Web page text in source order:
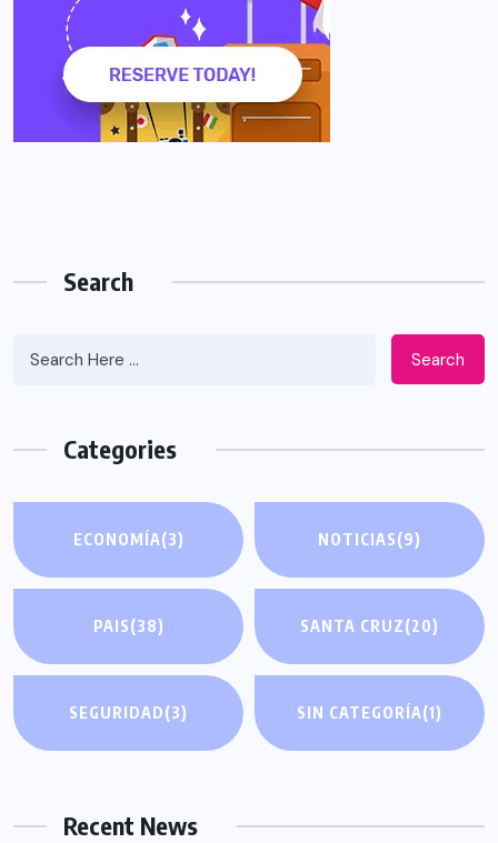
Search
Search
Categories
ECONOMÍA(3) NOTICIAS(9)
PAIS(38) SANTA CRUZ(20)
SEGURIDAD(3) SIN CATEGORÍA(1)
Recent News